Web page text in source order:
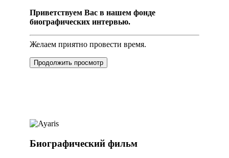
Приветствуем Вас в нашем фонде
биографических интервью.
Желаем приятно провести время.
Продолжить просмотр
Биографический фильм